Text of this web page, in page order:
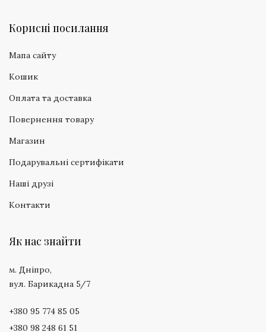
Корисні посилання
Мапа сайту
Кошик
Оплата та доставка
Повернення товару
Магазин
Подарувальні сертифікати
Наші друзі
Контакти
Як нас знайти
м. Дніпро,
вул. Барикадна 5/7
+380 95 774 85 05
+380 98 248 61 51